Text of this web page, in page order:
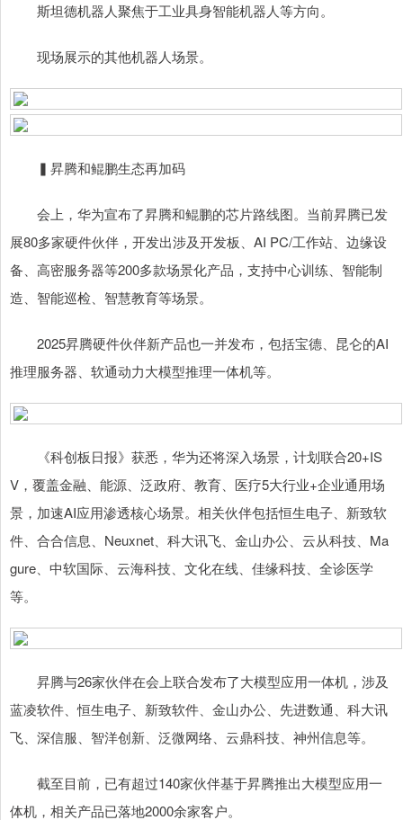
斯坦德机器人聚焦于工业具身智能机器人等方向。
现场展示的其他机器人场景。
▍昇腾和鲲鹏生态再加码
会上，华为宣布了昇腾和鲲鹏的芯片路线图。当前昇腾已发
展80多家硬件伙伴，开发出涉及开发板、AI PC/工作站、边缘设
备、高密服务器等200多款场景化产品，支持中心训练、智能制
造、智能巡检、智慧教育等场景。
2025昇腾硬件伙伴新产品也一并发布，包括宝德、昆仑的AI
推理服务器、软通动力大模型推理一体机等。
《科创板日报》获悉，华为还将深入场景，计划联合20+IS
V，覆盖金融、能源、泛政府、教育、医疗5大行业+企业通用场
景，加速AI应用渗透核心场景。相关伙伴包括恒生电子、新致软
件、合合信息、Neuxnet、科大讯飞、金山办公、云从科技、Ma
gure、中软国际、云海科技、文化在线、佳缘科技、全诊医学
等。
昇腾与26家伙伴在会上联合发布了大模型应用一体机，涉及
蓝凌软件、恒生电子、新致软件、金山办公、先进数通、科大讯
飞、深信服、智洋创新、泛微网络、云鼎科技、神州信息等。
截至目前，已有超过140家伙伴基于昇腾推出大模型应用一
体机，相关产品已落地2000余家客户。